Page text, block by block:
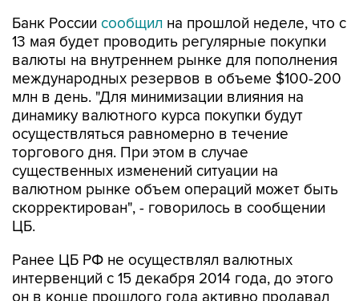
Банк России сообщил на прошлой неделе, что с
13 мая будет проводить регулярные покупки
валюты на внутреннем рынке для пополнения
международных резервов в объеме $100-200
млн в день. "Для минимизации влияния на
динамику валютного курса покупки будут
осуществляться равномерно в течение
торгового дня. При этом в случае
существенных изменений ситуации на
валютном рынке объем операций может быть
скорректирован", - говорилось в сообщении
ЦБ.
Ранее ЦБ РФ не осуществлял валютных
интервенций с 15 декабря 2014 года, до этого